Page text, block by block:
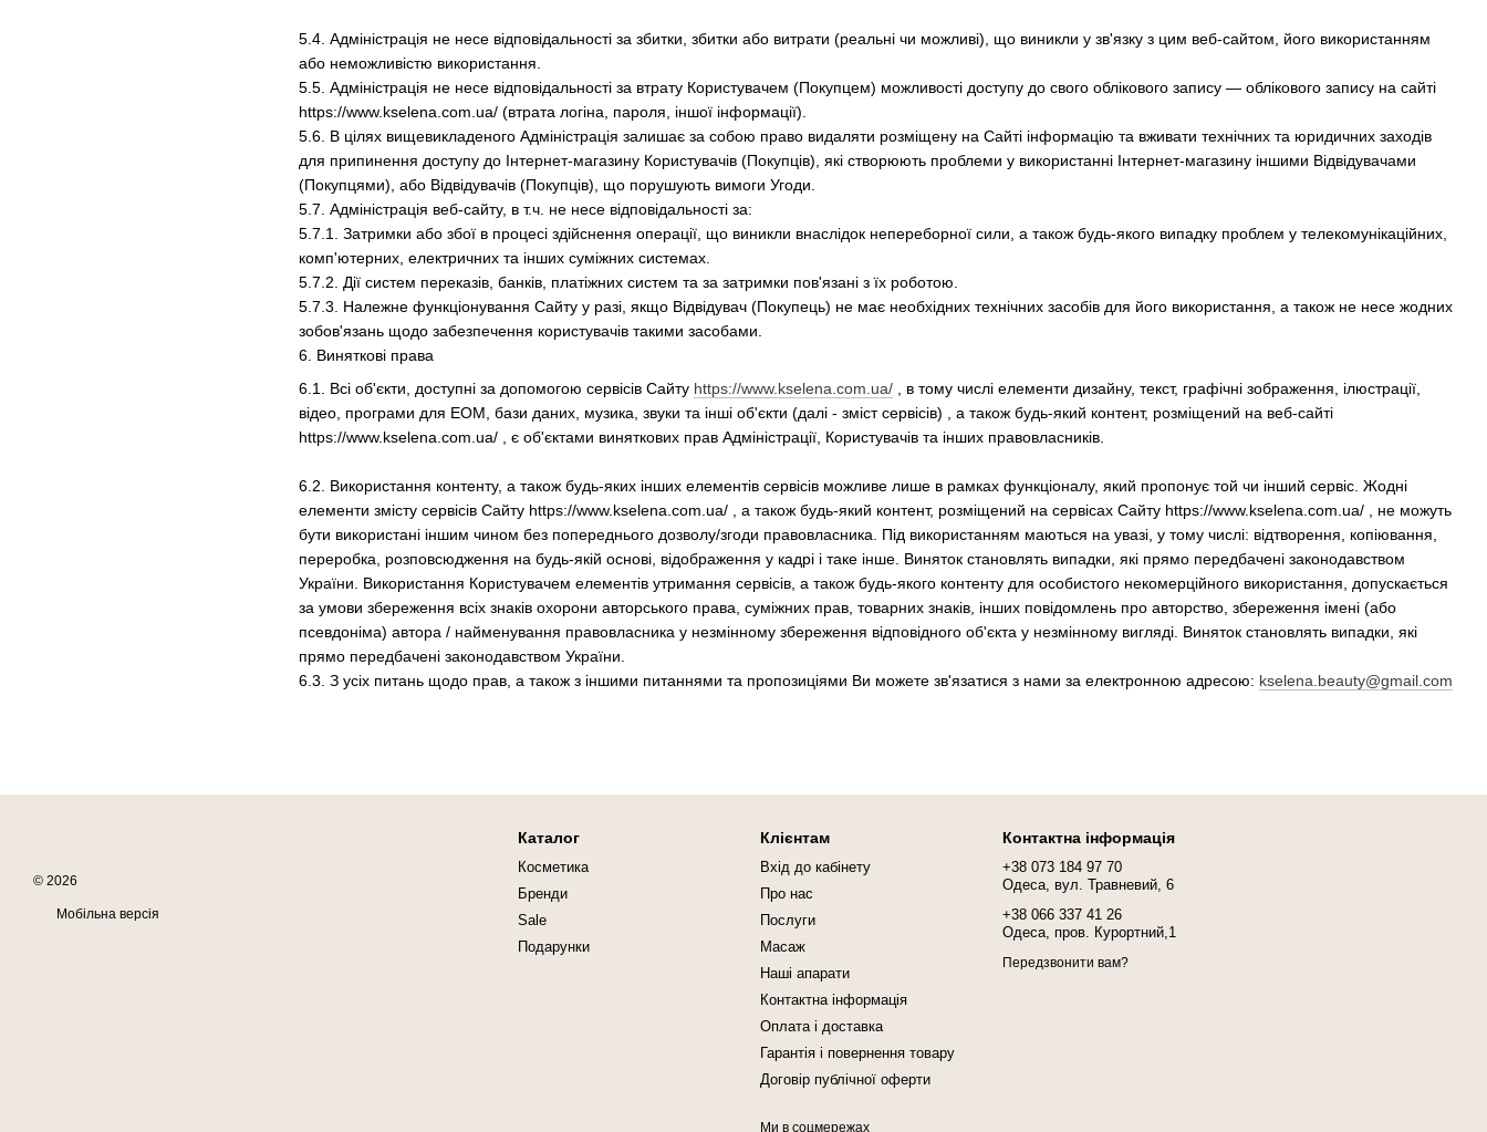
5.4. Адміністрація не несе відповідальності за збитки, збитки або витрати (реальні чи можливі), що виникли у зв'язку з цим веб-сайтом, його використанням
або неможливістю використання.
5.5. Адміністрація не несе відповідальності за втрату Користувачем (Покупцем) можливості доступу до свого облікового запису — облікового запису на сайті
https://www.kselena.com.ua/ (втрата логіна, пароля, іншої інформації).
5.6. В цілях вищевикладеного Адміністрація залишає за собою право видаляти розміщену на Сайті інформацію та вживати технічних та юридичних заходів
для припинення доступу до Інтернет-магазину Користувачів (Покупців), які створюють проблеми у використанні Інтернет-магазину іншими Відвідувачами
(Покупцями), або Відвідувачів (Покупців), що порушують вимоги Угоди.
5.7. Адміністрація веб-сайту, в т.ч. не несе відповідальності за:
5.7.1. Затримки або збої в процесі здійснення операції, що виникли внаслідок непереборної сили, а також будь-якого випадку проблем у телекомунікаційних,
комп'ютерних, електричних та інших суміжних системах.
5.7.2. Дії систем переказів, банків, платіжних систем та за затримки пов'язані з їх роботою.
5.7.3. Належне функціонування Сайту у разі, якщо Відвідувач (Покупець) не має необхідних технічних засобів для його використання, а також не несе жодних
зобов'язань щодо забезпечення користувачів такими засобами.
6. Виняткові права
6.1. Всі об'єкти, доступні за допомогою сервісів Сайту https://www.kselena.com.ua/ , в тому числі елементи дизайну, текст, графічні зображення, ілюстрації,
відео, програми для ЕОМ, бази даних, музика, звуки та інші об'єкти (далі - зміст сервісів) , а також будь-який контент, розміщений на веб-сайті
https://www.kselena.com.ua/ , є об'єктами виняткових прав Адміністрації, Користувачів та інших правовласників.
6.2. Використання контенту, а також будь-яких інших елементів сервісів можливе лише в рамках функціоналу, який пропонує той чи інший сервіс. Жодні
елементи змісту сервісів Сайту https://www.kselena.com.ua/ , а також будь-який контент, розміщений на сервісах Сайту https://www.kselena.com.ua/ , не можуть
бути використані іншим чином без попереднього дозволу/згоди правовласника. Під використанням маються на увазі, у тому числі: відтворення, копіювання,
переробка, розповсюдження на будь-якій основі, відображення у кадрі і таке інше. Виняток становлять випадки, які прямо передбачені законодавством
України. Використання Користувачем елементів утримання сервісів, а також будь-якого контенту для особистого некомерційного використання, допускається
за умови збереження всіх знаків охорони авторського права, суміжних прав, товарних знаків, інших повідомлень про авторство, збереження імені (або
псевдоніма) автора / найменування правовласника у незмінному збереження відповідного об'єкта у незмінному вигляді. Виняток становлять випадки, які
прямо передбачені законодавством України.
6.3. З усіх питань щодо прав, а також з іншими питаннями та пропозиціями Ви можете зв'язатися з нами за електронною адресою: kselena.beauty@gmail.com
© 2026
Мобільна версія
Каталог
Косметика
Бренди
Sale
Подарунки
Клієнтам
Вхід до кабінету
Про нас
Послуги
Масаж
Наші апарати
Контактна інформація
Оплата і доставка
Гарантія і повернення товару
Договір публічної оферти
Ми в соцмережах
Контактна інформація
+38 073 184 97 70
Одеса, вул. Травневий, 6
+38 066 337 41 26
Одеса, пров. Курортний,1
Передзвонити вам?